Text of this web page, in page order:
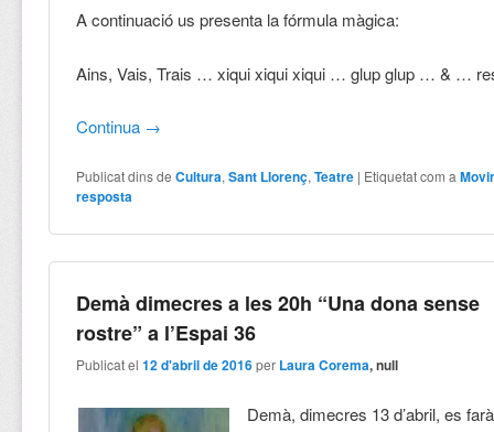
A continuació us presenta la fórmula màgica:
Ains, Vais, Trais … xiqui xiqui xiqui … glup glup … & …
Continua →
Publicat dins de Cultura,Sant Llorenç,Teatre | Etiquetat com a
resposta
Demà dimecres a les 20h “Una dona sense
rostre” a l’Espai 36
Publicat el12 d'abril de 2016 per Laura Corema, null
Demà, dimecres 13 d’abril, es